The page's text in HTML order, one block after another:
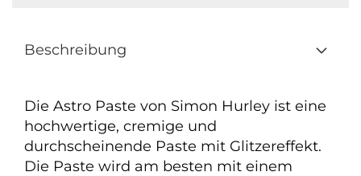
Beschreibung
Die Astro Paste von Simon Hurley ist eine
hochwertige, cremige und
durchscheinende Paste mit Glitzereffekt.
Die Paste wird am besten mit einem